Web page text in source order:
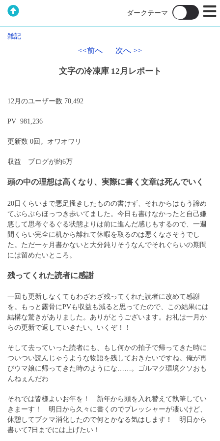
雑記
<<前へ 次へ >>
文字の冷凍庫 12月レポート
12月のユーザー数 70,492
PV 981,236
更新数 0回。オワオワリ
収益 ブログが約6万
頭の中の理想は高くなり、実際に書く文章は死んでいく
20日くらいまで悪足搔きしたものの書けず、それからはもう諦め
てぶらぶらほっつき歩いてました。今日も書けなかったと自己嫌
悪して思考ぐるぐる状態よりは前に進んだ感じもするので、一週
間くらい完全に机から離れて休暇を取るのは悪くなさそうでし
た。ただ一ヶ月書かないと大分鈍りそうなんでそれぐらいの期間
には留めたいところ。
残ってくれた読者に感謝
一回も更新しなくてもわざわざ残ってくれた読者に改めて感謝
を。もっと露骨にPVも収益も減ると思ってたので、この結果には
結構な驚きがありました。ありがとうございます。お礼は一月か
らの更新で返していきたい。いくぞ！！
そして去っていった読者にも、もし何かの拍子で帰ってきた時に
ついつい読んじゃうような物語を残しておきたいですね。俺が再
びウマ娘に帰ってきた時のようにな……。ゴルマク環境クソおも
んねぇんだわ
それでは皆様よいお年を！ 新年から頭を入れ替えて執筆してい
きまーす！ 明日から久々に書くのでプレッシャーが凄いけど、
休憩してブクマ消化したので何とかなる気はします！ 明日から
書いて7日までには上げたい！